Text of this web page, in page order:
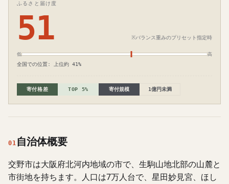
ふるさと届け度
51 ※バランス重みのプリセット指定時
低 高
全国での位置: 上位約 41%
寄付格差 TOP 5% 寄付規模 1億円未満
01 自治体概要
交野市は大阪府北河内地域の市で、生駒山地北部の山麓と
市街地を持ちます。人口は7万人台で、星田妙見宮、ほし